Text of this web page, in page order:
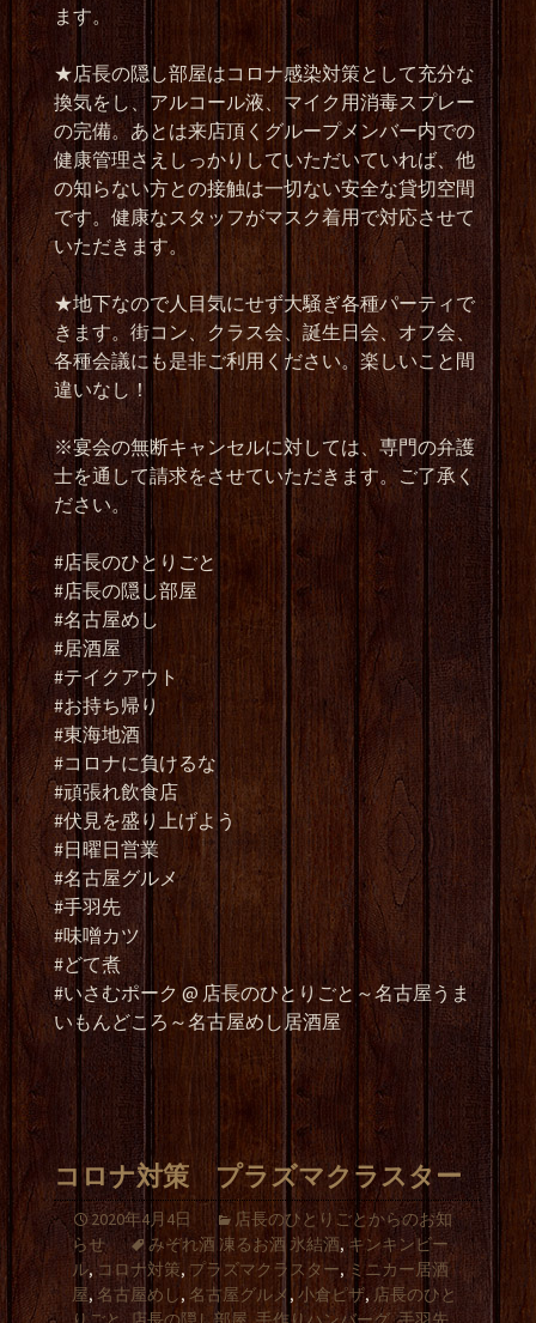
ます。
★店長の隠し部屋はコロナ感染対策として充分な
換気をし、アルコール液、マイク用消毒スプレー
の完備。あとは来店頂くグループメンバー内での
健康管理さえしっかりしていただいていれば、他
の知らない方との接触は一切ない安全な貸切空間
です。健康なスタッフがマスク着用で対応させて
いただきます。
★地下なので人目気にせず大騒ぎ各種パーティで
きます。街コン、クラス会、誕生日会、オフ会、
各種会議にも是非ご利用ください。楽しいこと間
違いなし！
※宴会の無断キャンセルに対しては、専門の弁護
士を通して請求をさせていただきます。ご了承く
ださい。
#店長のひとりごと
#店長の隠し部屋
#名古屋めし
#居酒屋
#テイクアウト
#お持ち帰り
#東海地酒
#コロナに負けるな
#頑張れ飲食店
#伏見を盛り上げよう
#日曜日営業
#名古屋グルメ
#手羽先
#味噌カツ
#どて煮
#いさむポーク @ 店長のひとりごと～名古屋うま
いもんどころ～名古屋めし居酒屋
コロナ対策 プラズマクラスター
2020年4月4日
店長のひとりごとからのお知
らせ
みぞれ酒 凍るお酒 氷結酒, キンキンビー
ル,コロナ対策, プラズマクラスター,ミニカー居酒
屋, 名古屋めし, 名古屋グルメ , 小倉ピザ, 店長のひと